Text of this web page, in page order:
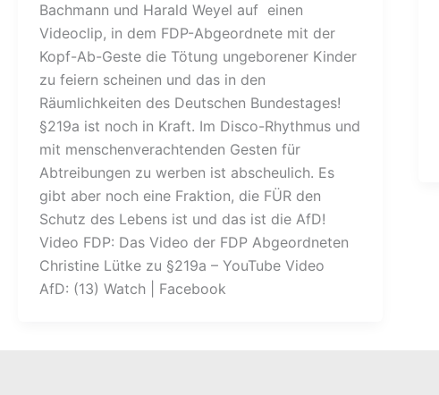
Bachmann und Harald Weyel auf einen
Videoclip, in dem FDP-Abgeordnete mit der
Kopf-Ab-Geste die Tötung ungeborener Kinder
zu feiern scheinen und das in den
Räumlichkeiten des Deutschen Bundestages!
§219a ist noch in Kraft. Im Disco-Rhythmus und
mit menschenverachtenden Gesten für
Abtreibungen zu werben ist abscheulich. Es
gibt aber noch eine Fraktion, die FÜR den
Schutz des Lebens ist und das ist die AfD!
Video FDP: Das Video der FDP Abgeordneten
Christine Lütke zu §219a – YouTube Video
AfD: (13) Watch | Facebook